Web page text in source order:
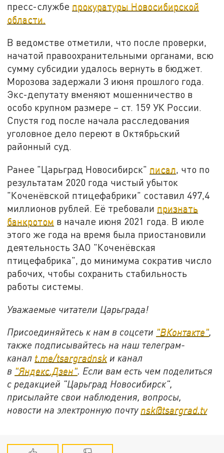
пресс-службе прокуратуры Новосибирской
области.
В ведомстве отметили, что после проверки,
начатой правоохранительными органами, всю
сумму субсидии удалось вернуть в бюджет.
Морозова задержали 3 июня прошлого года.
Экс-депутату вменяют мошенничество в
особо крупном размере – ст. 159 УК России.
Спустя год после начала расследования
уголовное дело переют в Октябрьский
районный суд.
Ранее "Царьград Новосибирск" писал, что по
результатам 2020 года чистый убыток
"Коченёвской птицефабрики" составил 497,4
миллионов рублей. Её требовали признать
банкротом в начале июня 2021 года. В июле
этого же года на время была приостановили
деятельность ЗАО "Коченёвская
птицефабрика", до минимума сократив число
рабочих, чтобы сохранить стабильность
работы системы.
Уважаемые читатели Царьграда!
Присоединяйтесь к нам в соцсети "ВКонтакте",
также подписывайтесь на наш телеграм-
канал t.me/tsargradnsk и канал
в "Яндекс.Дзен". Если вам есть чем поделиться
с редакцией "Царьград Новосибирск",
присылайте свои наблюдения, вопросы,
новости на электронную почту nsk@tsargrad.tv